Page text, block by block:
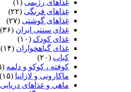
غذاهای رژیمی (۱)
غذاهای فرنگی (۲۲)
غذاهای گوشتی (۲۷)
غذای سنتی ایران (۳۶)
غذای کودک (۱۰)
غذای گیاهخواران (۱۴)
کباب (۲۰)
کوفته ، کوکو و دلمه (۴۵)
ماکارونی و لازانیا (۱۵)
ماهی و غذاهای دریایی